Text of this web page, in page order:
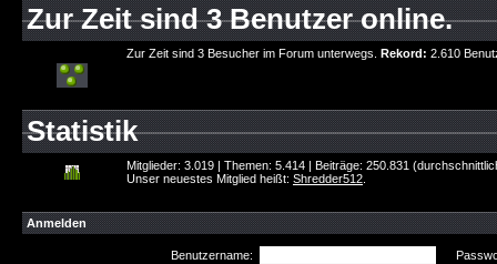
Zur Zeit sind 3 Benutzer online.
Zur Zeit sind 3 Besucher im Forum unterwegs. Rekord: 2.610
Statistik
Mitglieder: 3.019 | Themen: 5.414 | Beiträge: 250.831
Unser neuestes Mitglied heißt: Shredder512
Anmelden
Benutzername: